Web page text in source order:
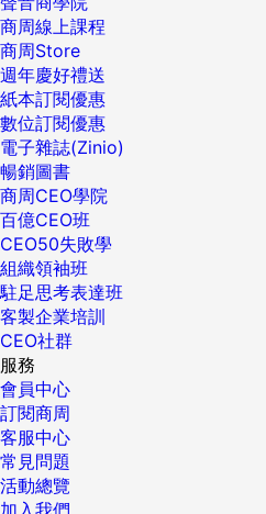
商周線上課程
商周Store
週年慶好禮送
紙本訂閱優惠
數位訂閱優惠
電子雜誌(Zinio)
暢銷圖書
商周CEO學院
百億CEO班
CEO50失敗學
組織領袖班
駐足思考表達班
客製企業培訓
CEO社群
服務
會員中心
訂閱商周
客服中心
常見問題
活動總覽
加入我們